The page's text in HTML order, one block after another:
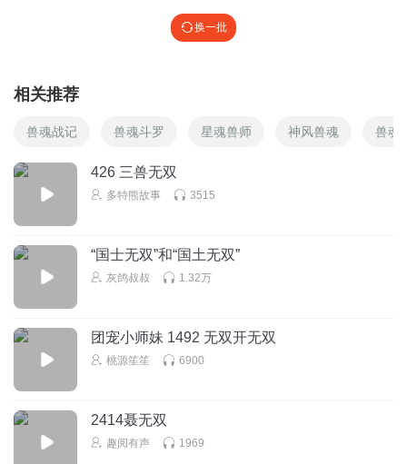
换一批
相关推荐
兽魂战记 兽魂斗罗 星魂兽师 神风兽魂 兽魂
426 三兽无双
多特熊故事 3515
“国士无双”和“国土无双”
灰鸽叔叔 1.32万
团宠小师妹 1492 无双开无双
桃源笙笙 6900
2414聂无双
趣阅有声 1969